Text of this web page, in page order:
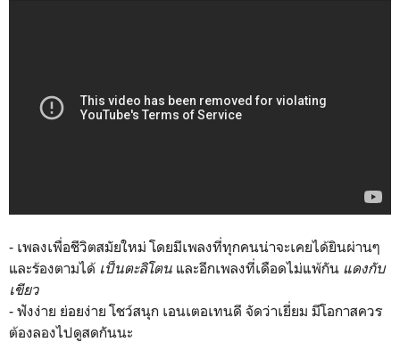
- เพลงเพื่อชีวิตสมัยใหม่ โดยมีเพลงที่ทุกคนน่าจะเคยได้ยินผ่านๆ
และร้องตามได้ เป็นตะลิโตน และอีกเพลงที่เดือดไม่แพ้กัน แดงกับ
เขียว
- ฟังง่าย ย่อยง่าย โชว์สนุก เอนเตอเทนดี จัดว่าเยี่ยม มีโอกาสควร
ต้องลองไปดูสดกันนะ